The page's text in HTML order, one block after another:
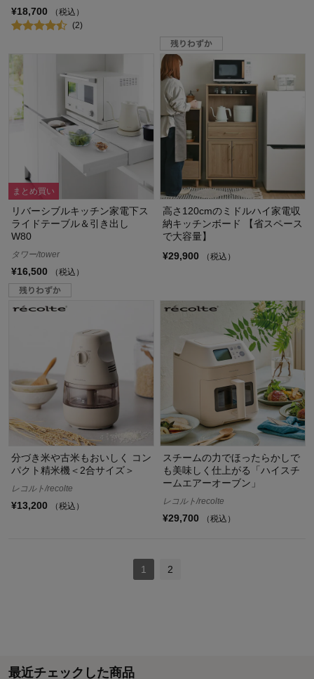
¥18,700
（税込）
(2)
まとめ買い
リバーシブルキッチン家電下ス
ライドテーブル＆引き出し
W80
タワー/tower
¥16,500 （税込）
高さ120cmのミドルハイ家電収
納キッチンボード 【省スペース
で大容量】
¥29,900
（税込）
分づき米や古米もおいしく コン
パクト精米機＜2合サイズ＞
レコルト/recolte
¥13,200 （税込）
スチームの力でほったらかしで
も美味しく仕上がる「ハイスチ
ームエアーオーブン」
レコルト/recolte
¥29,700 （税込）
1 2
最近チェックした商品